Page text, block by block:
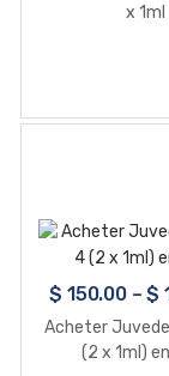
x 1ml
$ 150.00–$
Acheter
(2 x 1ml)